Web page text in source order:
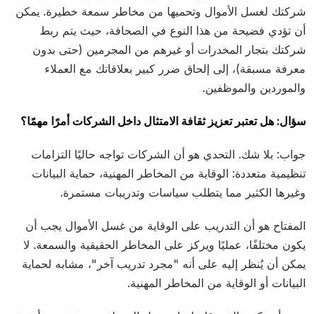
شركتك لغسل الأموال وتحميها من مخاطر سمعة خطيرة. يمكن
أن تؤدي فضيحة من هذا النوع في الصحافة، حيث يتم ربط
شركتك بتجار المخدرات أو غيرهم من المجرمين (حتى بدون
معرفة مسبقة)، إلى إلحاق ضرر كبير بعلاقاتك مع العملاء
والموردين والموظفين.
سؤال: هل تعتبر تعزيز ثقافة الامتثال داخل الشركات أمرًا مهمًا؟
جواب: بلا شك. التحدي هو أن الشركات تواجه حاليًا التزامات
تنظيمية متعددة: الوقاية من المخاطر المهنية، حماية البيانات
وغيرها الكثير مما يتطلب سياسات وتدريبات مستمرة.
المفتاح هو أن التدريب على الوقاية من غسل الأموال يجب أن
يكون مختلفًا، عمليًا ويركز على المخاطر الحقيقية والسمعة. لا
يمكن أن يُنظر إليه على أنه "مجرد تدريب آخر"، مشابه لحماية
البيانات أو الوقاية من المخاطر المهنية.